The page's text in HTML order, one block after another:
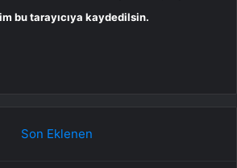
bu tarayıcıya kaydedilsin.
Son Eklenen